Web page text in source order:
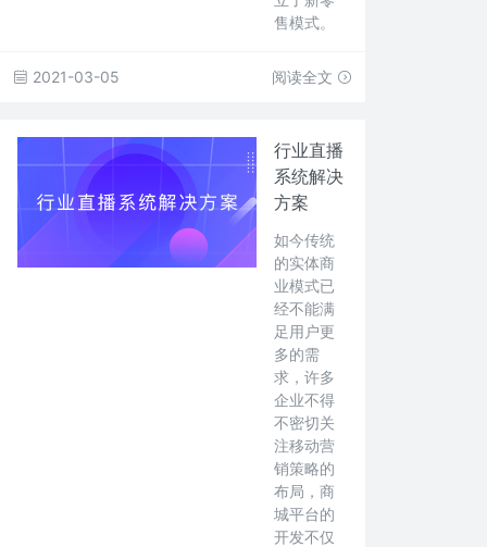
售模式。
2021-03-05 阅读全文
行业直播
系统解决
方案
如今传统
的实体商
业模式已
经不能满
足用户更
多的需
求，许多
企业不得
不密切关
注移动营
销策略的
布局，商
城平台的
开发不仅